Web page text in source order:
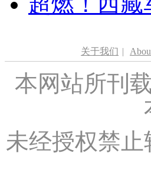
关于我们 |
本网站所刊
未经授权禁